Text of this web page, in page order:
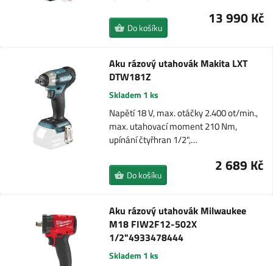
13 990 Kč
Do košíku
Aku rázový utahovák Makita LXT
DTW181Z
Skladem 1 ks
Napětí 18 V, max. otáčky 2.400 ot/min.,
max. utahovací moment 210 Nm,
upínání čtyřhran 1/2",…
2 689 Kč
Do košíku
Aku rázový utahovák Milwaukee
M18 FIW2F12-502X
1/2"4933478444
Skladem 1 ks